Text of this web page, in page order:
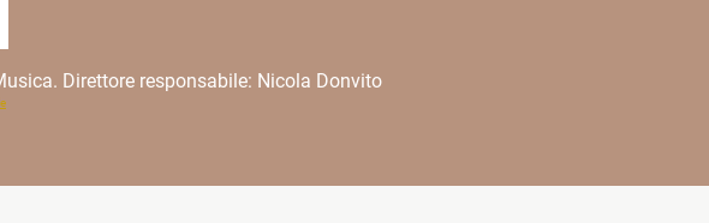
Direttore responsabile: Nicola Donvito